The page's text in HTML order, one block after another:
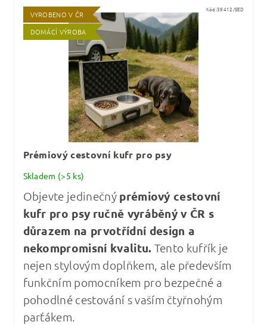
VYROBENO V ČR
DOMÁCÍ VÝROBA
Kód:39412/SED
Prémiový cestovní kufr pro psy
Skladem (>5 ks)
Objevte jedinečný prémiový cestovní
kufr pro psy ručně vyráběný v ČR s
důrazem na prvotřídní design a
nekompromisní kvalitu. Tento kufřík je
nejen stylovým doplňkem, ale především
funkčním pomocníkem pro bezpečné a
pohodlné cestování s vaším čtyřnohým
parťákem.